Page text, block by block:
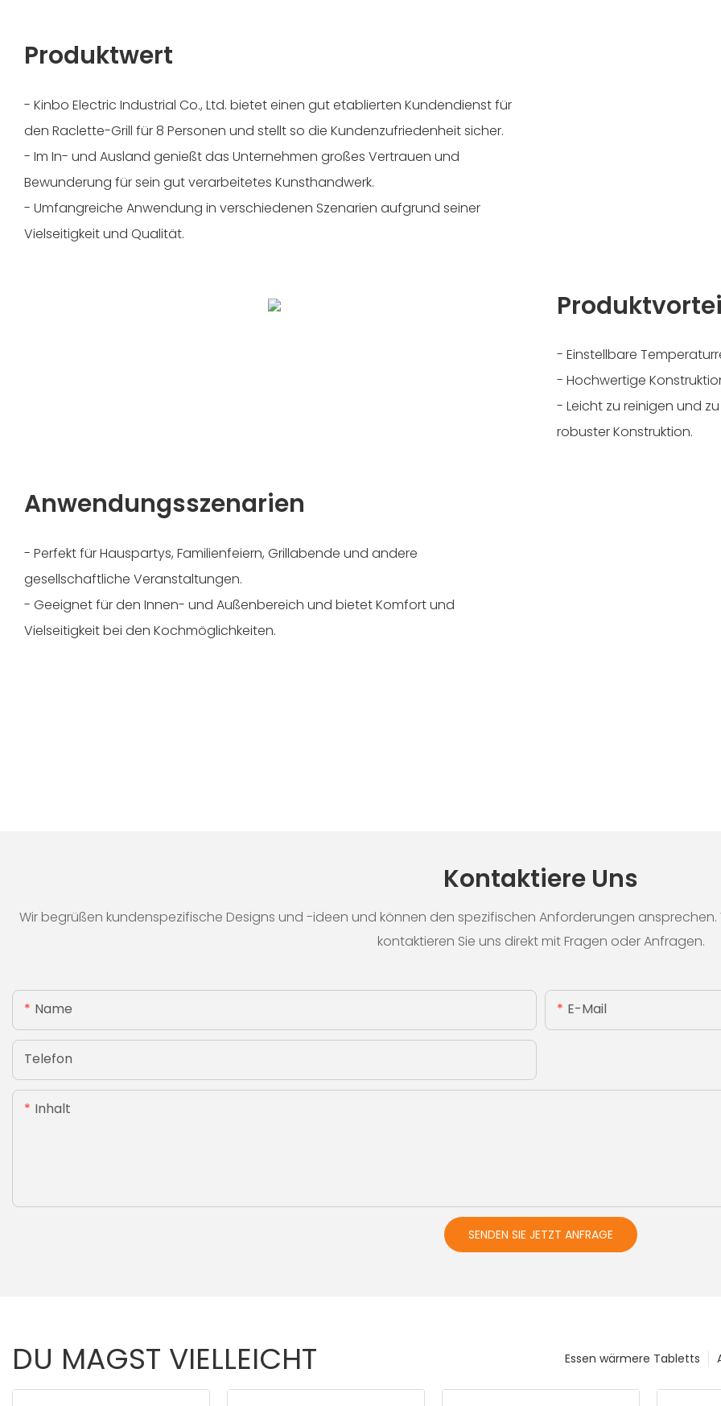
Produktwert
- Kinbo Electric Industrial Co., Ltd. bietet einen gut etablierten Kundendienst für
den Raclette-Grill für 8 Personen und stellt so die Kundenzufriedenheit sicher.
- Im In- und Ausland genießt das Unternehmen großes Vertrauen und
Bewunderung für sein gut verarbeitetes Kunsthandwerk.
- Umfangreiche Anwendung in verschiedenen Szenarien aufgrund seiner
Vielseitigkeit und Qualität.
- Einstellbare
- Hochwertige
- Leicht zu reinigen und
robuster Konstruktion.
Anwendungsszenarien
- Perfekt für Hauspartys, Familienfeiern, Grillabende und andere
gesellschaftliche Veranstaltungen.
- Geeignet für den Innen- und Außenbereich und bietet Komfort und
Vielseitigkeit bei den Kochmöglichkeiten.
Kontaktiere Uns
Wir begrüßen kundenspezifische Designs und -ideen und können den spezifischen Anforderungen
kontaktieren Sie uns direkt mit Fragen oder Anfragen.
Name E-Mail
Telefon
Inhalt
SENDEN SIE JETZT ANFRAGE
DU MAGST VIELLEICHT Essen wärmere Tabletts